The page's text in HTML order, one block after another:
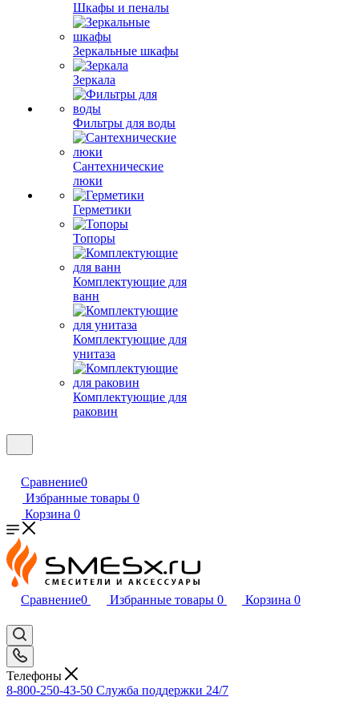
Шкафы и пеналы
Зеркальные шкафы
Зеркала
Фильтры для воды
Сантехнические
люки
Герметики
Топоры
Комплектующие для
ванн
Комплектующие для
унитаза
Комплектующие для
раковин
Сравнение0
Избранные товары 0
Корзина 0
Сравнение0 Избранные товары 0 Корзина 0
Телефоны
8-800-250-43-50 Служба поддержки 24/7